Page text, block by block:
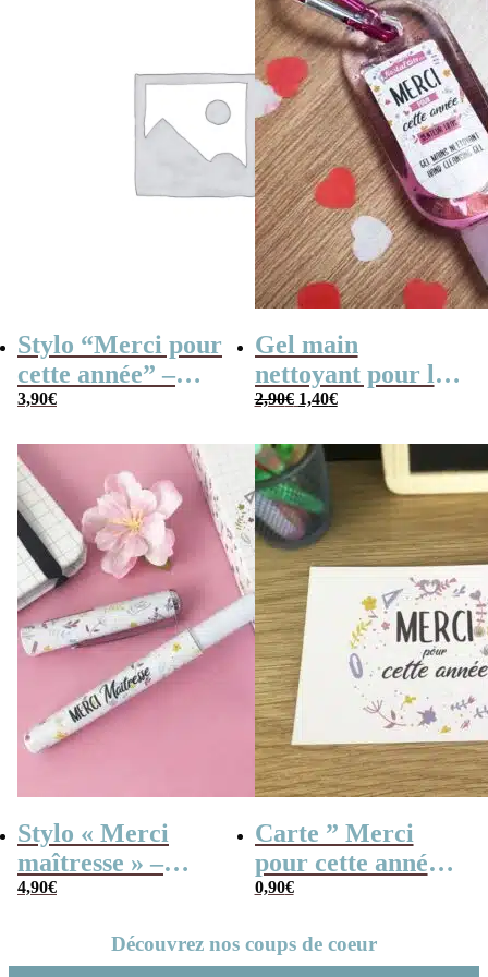
Stylo “Merci pour
cette année” –
Cadeau maîtresse
3,90€
Gel main
nettoyant pour les
mains – Idée
Nounou, Atsem
2,90€ Le
prix
2,90€.
1,40€Le
prix
1,40€.
Stylo « Merci
maîtresse » –
Cadeau maîtresse
4,90€
Carte ” Merci
pour cette année ”
– Collection
0,90€
Découvrez nos coups de coeur